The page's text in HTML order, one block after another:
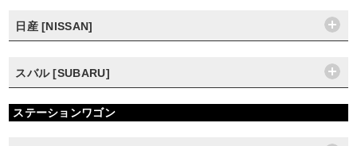
日産 [NISSAN]
スバル [SUBARU]
ステーションワゴン